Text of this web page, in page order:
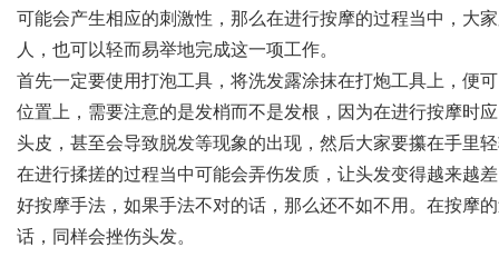
可能会产生相应的刺激性，那么在进行按摩的过程当中，大
人，也可以轻而易举地完成这一项工作。
首先一定要使用打泡工具，将洗发露涂抹在打炮工具上，便
位置上，需要注意的是发梢而不是发根，因为在进行按摩时
头皮，甚至会导致脱发等现象的出现，然后大家要攥在手里
在进行揉搓的过程当中可能会弄伤发质，让头发变得越来越
好按摩手法，如果手法不对的话，那么还不如不用 。 在按摩
话，同样会挫伤头发。